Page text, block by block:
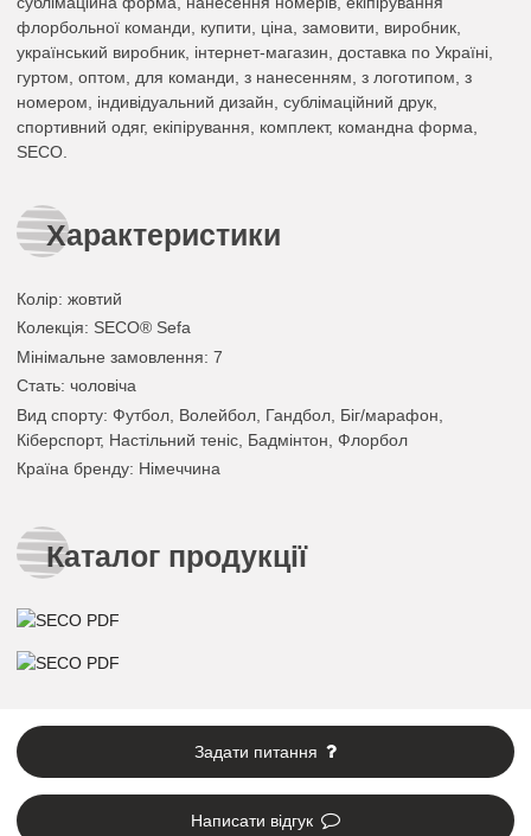
флорбольної команди, купити, ціна, замовити, виробник,
український виробник, інтернет-магазин, доставка по Україні,
гуртом, оптом, для команди, з нанесенням, з логотипом, з
номером, індивідуальний дизайн, сублімаційний друк,
спортивний одяг, екіпірування, комплект, командна форма,
SECO.
Характеристики
Колір: жовтий
Колекція: SECO® Sefa
Мінімальне замовлення: 7
Стать: чоловіча
Вид спорту: Футбол, Волейбол, Гандбол, Біг/марафон,
Кіберспорт, Настільний теніс, Бадмінтон, Флорбол
Країна бренду: Німеччина
Каталог продукції
Задати питання
Написати відгук